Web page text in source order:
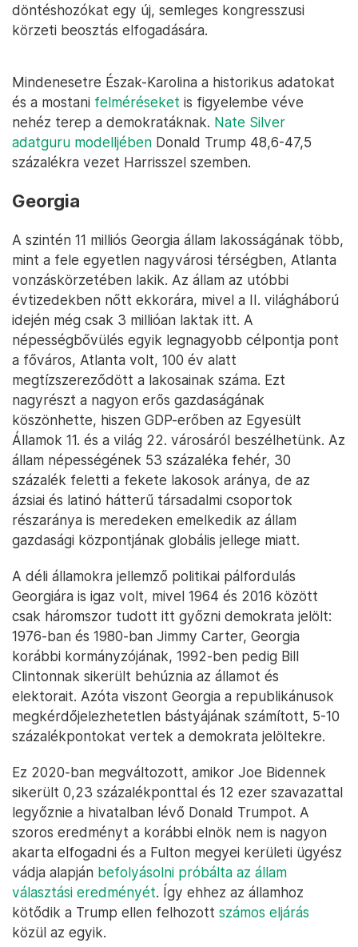
döntéshozókat egy új, semleges kongresszusi
körzeti beosztás elfogadására.
Mindenesetre Észak-Karolina a historikus adatokat
és a mostani felméréseket is figyelembe véve
nehéz terep a demokratáknak. Nate Silver
adatguru modelljében Donald Trump 48,6-47,5
százalékra vezet Harrisszel szemben.
Georgia
A szintén 11 milliós Georgia állam lakosságának több,
mint a fele egyetlen nagyvárosi térségben, Atlanta
vonzáskörzetében lakik. Az állam az utóbbi
évtizedekben nőtt ekkorára, mivel a II. világháború
idején még csak 3 millióan laktak itt. A
népességbővülés egyik legnagyobb célpontja pont
a főváros, Atlanta volt, 100 év alatt
megtízszereződött a lakosainak száma. Ezt
nagyrészt a nagyon erős gazdaságának
köszönhette, hiszen GDP-erőben az Egyesült
Államok 11. és a világ 22. városáról beszélhetünk. Az
állam népességének 53 százaléka fehér, 30
százalék feletti a fekete lakosok aránya, de az
ázsiai és latinó hátterű társadalmi csoportok
részaránya is meredeken emelkedik az állam
gazdasági központjának globális jellege miatt.
A déli államokra jellemző politikai pálfordulás
Georgiára is igaz volt, mivel 1964 és 2016 között
csak háromszor tudott itt győzni demokrata jelölt:
1976-ban és 1980-ban Jimmy Carter, Georgia
korábbi kormányzójának, 1992-ben pedig Bill
Clintonnak sikerült behúznia az államot és
elektorait. Azóta viszont Georgia a republikánusok
megkérdőjelezhetetlen bástyájának számított, 5-10
százalékpontokat vertek a demokrata jelöltekre.
Ez 2020-ban megváltozott, amikor Joe Bidennek
sikerült 0,23 százalékponttal és 12 ezer szavazattal
legyőznie a hivatalban lévő Donald Trumpot. A
szoros eredményt a korábbi elnök nem is nagyon
akarta elfogadni és a Fulton megyei kerületi ügyész
vádja alapján befolyásolni próbálta az állam
választási eredményét. Így ehhez az államhoz
kötődik a Trump ellen felhozott számos eljárás
közül az egyik.